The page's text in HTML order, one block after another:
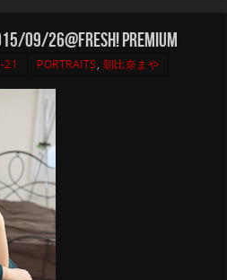
26@Fresh! Premium
21 PORTRAITS, 朝比奈まや